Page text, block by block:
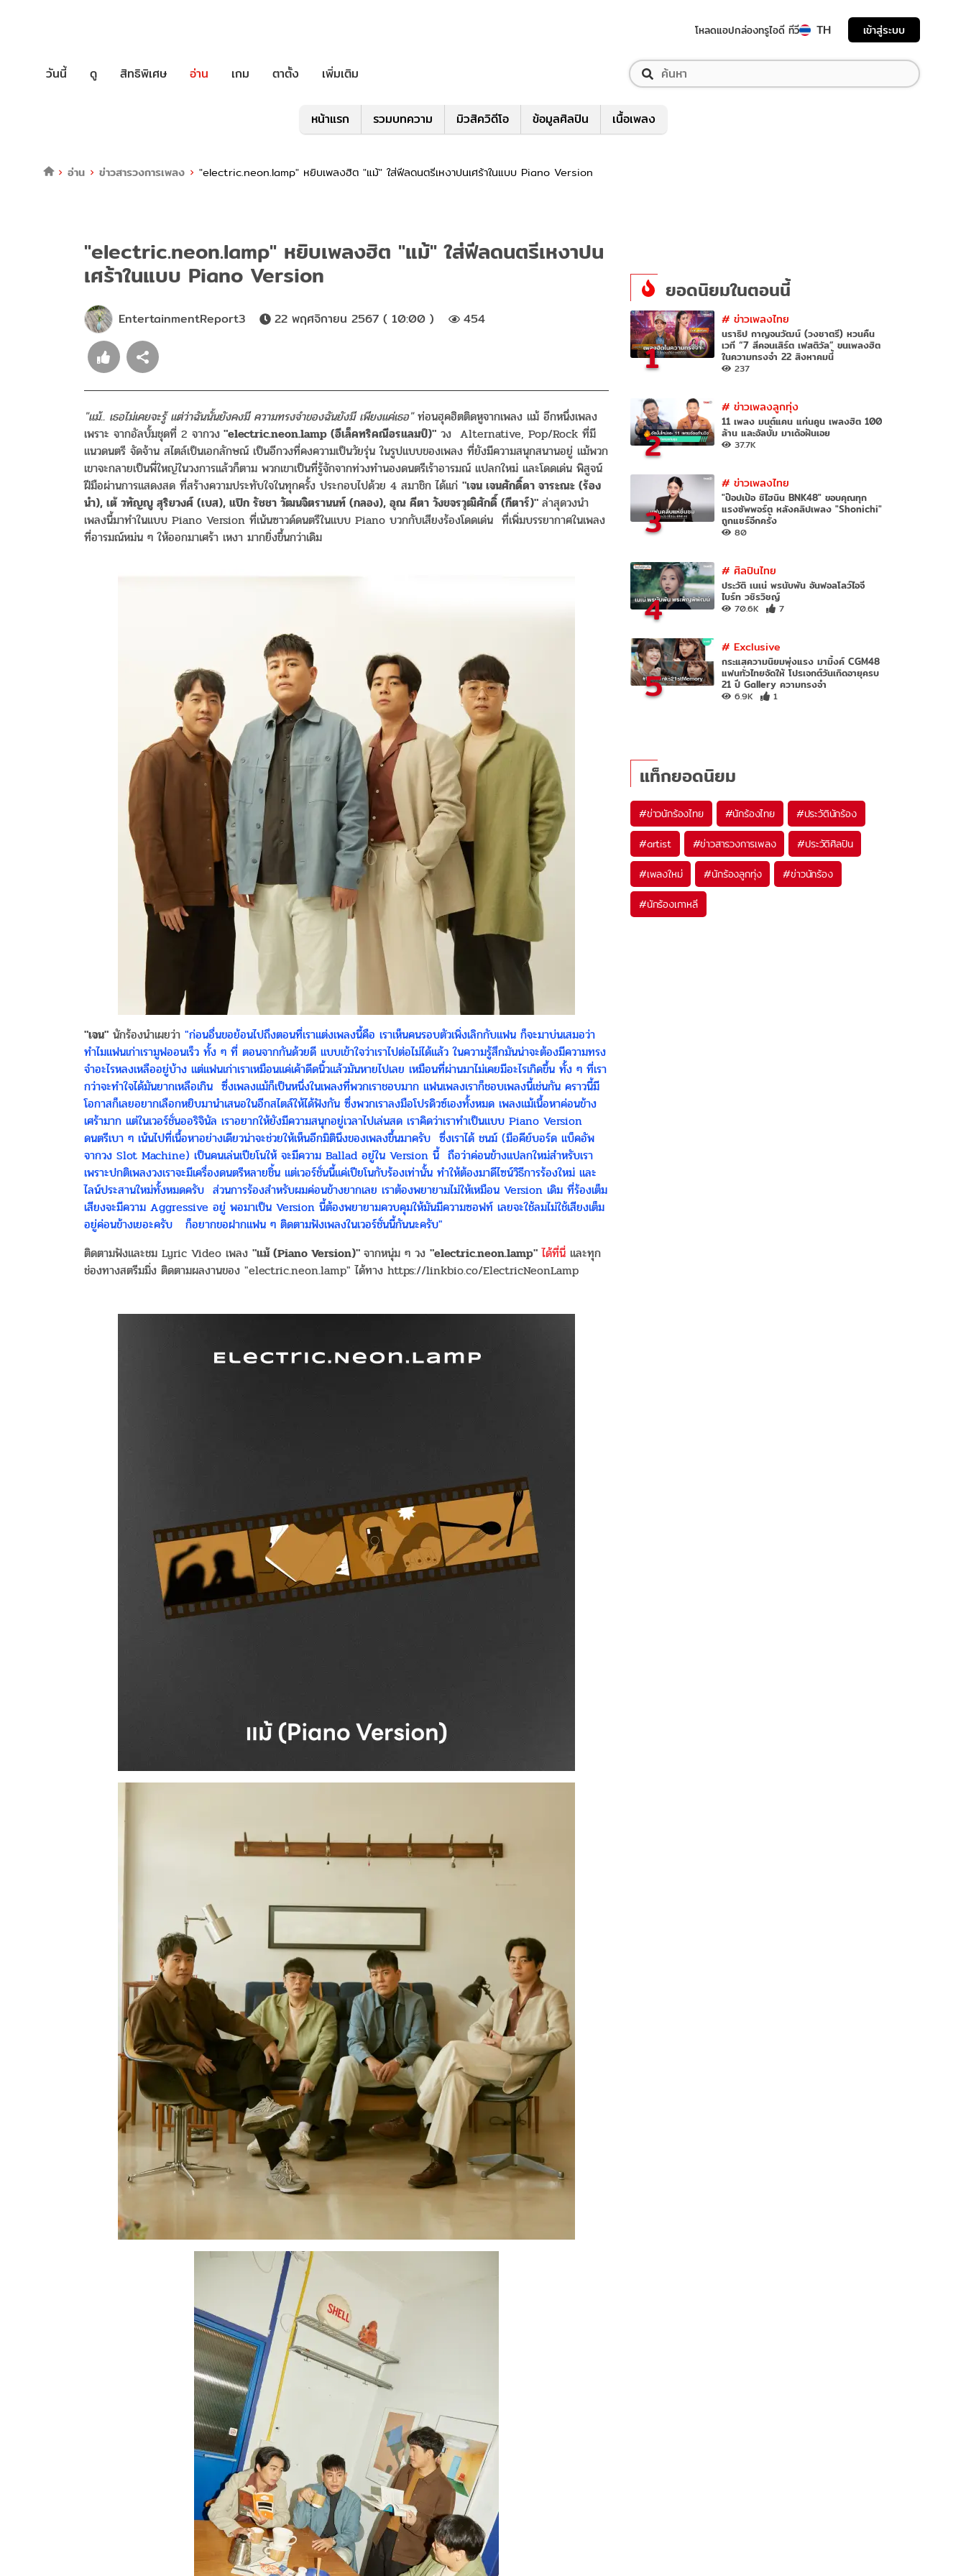
โหลดแอปกล่องทรูไอดี ทีวี TH เข้าสู่ระบบ
วันนี้ ดู สิทธิพิเศษ อ่าน เกม ตาตั้ง เพิ่มเติม
หน้าแรก รวมบทความ มิวสิควิดีโอ ข้อมูลศิลปิน เนื้อเพลง
อ่าน ข่าวสารวงการเพลง "electric.neon.lamp" หยิบเพลงฮิต "แม้" ใส่ฟีลดนตรีเหงาปนเศร้าในแบบ Piano Version
"electric.neon.lamp" หยิบเพลงฮิต "แม้" ใส่ฟีลดนตรีเหงาปน
เศร้าในแบบ Piano Version
EntertainmentReport3 22 พฤศจิกายน 2567 ( 10:00 ) 454
"แม้.. เธอไม่เคยจะรู้ แต่ว่าฉันนั้นยังคงมี ความทรงจำของฉันยังมี เพียงแค่เธอ"ท่อนฮุคฮิตติดหูจากเพลง แม้ อีกหนึ่งเพลง
เพราะ จากอัลบั้มชุดที่ 2 จากวง "electric.neon.lamp (อีเล็คทริคณีอรแลมป์)" วง Alternative, Pop/Rock ที่มี
แนวดนตรี จัดจ้าน สไตล์เป็นเอกลักษณ์ เป็นอีกวงที่คงความเป็นวัยรุ่น ในรูปแบบของเพลง ที่ยังมีความสนุกสนานอยู่ แม้พวก
เขาจะกลายเป็นพี่ใหญ่ในวงการแล้วก็ตาม พวกเขาเป็นที่รู้จักจากท่วงทำนองดนตรีเร้าอารมณ์ แปลกใหม่ และโดดเด่น พิสูจน์
ฝีมือผ่านการแสดงสด ที่สร้างความประทับใจในทุกครั้ง ประกอบไปด้วย 4 สมาชิก ได้แก่ "เจน เจนศักดิ์ดา จาระณะ (ร้อง
นำ), เต้ วทัญญู สุริยวงศ์ (เบส), แป๊ก รัชชา วัฒนจิตรานนท์ (กลอง), อุณ คีตา วังขจรวุฒิศักดิ์ (กีตาร์)" ล่าสุดวงนำ
เพลงนี้มาทำในแบบ Piano Version ที่เน้นซาวด์ดนตรีในแบบ Piano บวกกับเสียงร้องโดดเด่น ที่เพิ่มบรรยากาศในเพลง
ที่อารมณ์หม่น ๆ ให้ออกมาเศร้า เหงา มากยิ่งขึ้นกว่าเดิม
"เจน" นักร้องนำเผยว่า "ก่อนอื่นขอย้อนไปถึงตอนที่เราแต่งเพลงนี้คือ เราเห็นคนรอบตัวเพิ่งเลิกกับแฟน ก็จะมาบ่นเสมอว่า
ทำไมแฟนเก่าเรามูฟออนเร็ว ทั้ง ๆ ที่ ตอนจากกันด้วยดี แบบเข้าใจว่าเราไปต่อไม่ได้แล้ว ในความรู้สึกมันน่าจะต้องมีความทรง
จำอะไรหลงเหลืออยู่บ้าง แต่แฟนเก่าเราเหมือนแค่เค้าดีดนิ้วแล้วมันหายไปเลย เหมือนที่ผ่านมาไม่เคยมีอะไรเกิดขึ้น ทั้ง ๆ ที่เรา
กว่าจะทำใจได้มันยากเหลือเกิน ซึ่งเพลงแม้ก็เป็นหนึ่งในเพลงที่พวกเราชอบมาก แฟนเพลงเราก็ชอบเพลงนี้เช่นกัน คราวนี้มี
โอกาสก็เลยอยากเลือกหยิบมานำเสนอในอีกสไตล์ให้ได้ฟังกัน ซึ่งพวกเราลงมือโปรดิวซ์เองทั้งหมด เพลงแม้เนื้อหาค่อนข้าง
เศร้ามาก แต่ในเวอร์ชั่นออริจินัล เราอยากให้ยังมีความสนุกอยู่เวลาไปเล่นสด เราคิดว่าเราทำเป็นแบบ Piano Version
ดนตรีเบา ๆ เน้นไปที่เนื้อหาอย่างเดียวน่าจะช่วยให้เห็นอีกมิตินึงของเพลงขึ้นมาครับ ซึ่งเราได้ ชนม์ (มือคีย์บอร์ด แบ็คอัพ
จากวง Slot Machine) เป็นคนเล่นเปียโนให้ จะมีความ Ballad อยู่ใน Version นี้ ถือว่าค่อนข้างแปลกใหม่สำหรับเรา
เพราะปกติเพลงวงเราจะมีเครื่องดนตรีหลายชิ้น แต่เวอร์ชั่นนี้แค่เปียโนกับร้องเท่านั้น ทำให้ต้องมาดีไซน์วิธีการร้องใหม่ และ
ไลน์ประสานใหม่ทั้งหมดครับ ส่วนการร้องสำหรับผมค่อนข้างยากเลย เราต้องพยายามไม่ให้เหมือน Version เดิม ที่ร้องเต็ม
เสียงจะมีความ Aggressive อยู่ พอมาเป็น Version นี้ต้องพยายามควบคุมให้มันมีความซอฟท์ เลยจะใช้ลมไม่ใช้เสียงเต็ม
อยู่ค่อนข้างเยอะครับ ก็อยากขอฝากแฟน ๆ ติดตามฟังเพลงในเวอร์ชั่นนี้กันนะครับ"
ติดตามฟังและชม Lyric Video เพลง "แม้ (Piano Version)" จากหนุ่ม ๆ วง "electric.neon.lamp" ได้ที่นี่ และทุก
ช่องทางสตรีมมิ่ง ติดตามผลงานของ "electric.neon.lamp" ได้ทาง https://linkbio.co/ElectricNeonLamp
ยอดนิยมในตอนนี้
1
# ข่าวเพลงไทย
นราธิป กาญจนวัฒน์ (วงชาตรี) หวนคืน
เวที “7 สีคอนเสิร์ต เฟสติวัล” ขนเพลงฮิต
ในความทรงจำ 22 สิงหาคมนี้
237
2
# ข่าวเพลงลูกทุ่ง
11 เพลง มนต์แคน แก่นคูน เพลงฮิต 100
ล้าน และอัลบั้ม มาเด้อฝันเอย
37.7K
3
# ข่าวเพลงไทย
"ป๊อปเป้อ ชิไฮนิน BNK48" ขอบคุณทุก
แรงซัพพอร์ต หลังคลิปเพลง "Shonichi"
ถูกแชร์อีกครั้ง
80
4
# ศิลปินไทย
ประวัติ เนเน่ พรนับพัน อันฟอลโลว์ไอจี
ไบร์ท วชิรวิชญ์
70.6K 7
5
# Exclusive
กระแสความนิยมพุ่งแรง มามิ้งค์ CGM48
แฟนทั่วไทยจัดให้ โปรเจกต์วันเกิดอายุครบ
21 ปี Gallery ความทรงจำ
6.9K 1
แท็กยอดนิยม
#ข่าวนักร้องไทย #นักร้องไทย #ประวัตินักร้อง
#artist #ข่าวสารวงการเพลง #ประวัติศิลปิน
#เพลงใหม่ #นักร้องลูกทุ่ง #ข่าวนักร้อง
#นักร้องเกาหลี